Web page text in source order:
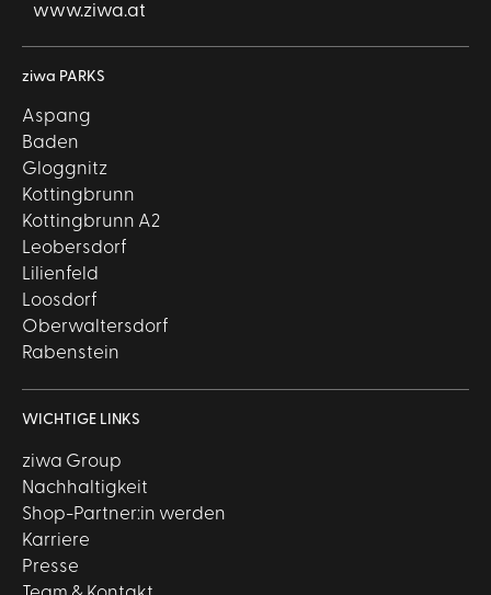
www.ziwa.at
ziwa PARKS
Aspang
Baden
Gloggnitz
Kottingbrunn
Kottingbrunn A2
Leobersdorf
Lilienfeld
Loosdorf
Oberwaltersdorf
Rabenstein
WICHTIGE LINKS
ziwa Group
Nachhaltigkeit
Shop-Partner:in werden
Karriere
Presse